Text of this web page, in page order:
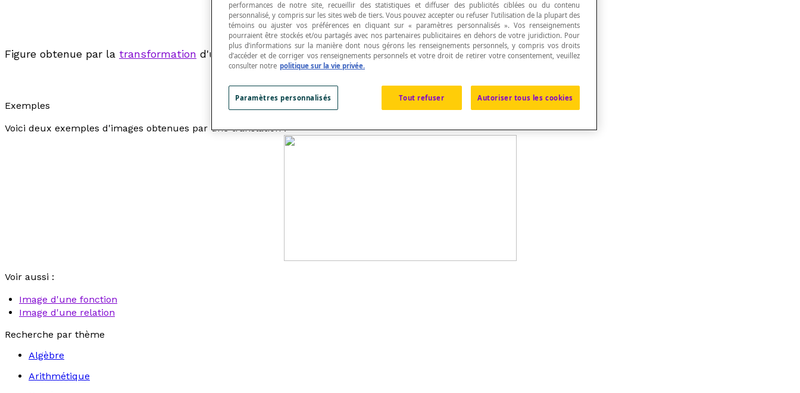
Figure obtenue par la transformation d'une figure initiale donnée.
Exemples
Voici deux exemples d'images obtenues par une translation :
Voir aussi :
Image d'une fonction
Image d'une relation
Recherche par thème
Algèbre
Arithmétique
performances de notre site, recueillir des statistiques et diffuser des publicités ciblées ou du contenu
personnalisé, y compris sur les sites web de tiers. Vous pouvez accepter ou refuser l’utilisation de la plupart des
témoins ou ajuster vos préférences en cliquant sur « paramètres personnalisés ». Vos renseignements
pourraient être stockés et/ou partagés avec nos partenaires publicitaires en dehors de votre juridiction. Pour
plus d’informations sur la manière dont nous gérons les renseignements personnels, y compris vos droits
d’accéder et de corriger vos renseignements personnels et votre droit de retirer votre consentement, veuillez
consulter notre politique sur la vie privée.
Tout refuser Autoriser tous les cookies
Paramètres personnalisés